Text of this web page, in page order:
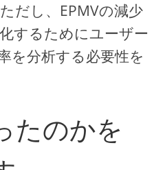
だし、EPMVの減少
するためにユーザー
を分析する必要性を
たのかを